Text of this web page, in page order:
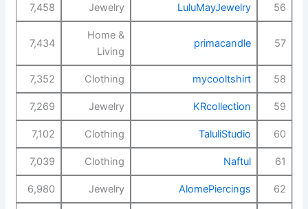
56
LuluMayJewelry
Jewelry
7,458
57
primacandle
Home &
Living
7,434
58
mycooltshirt
Clothing
7,352
59
KRcollection
Jewelry
7,269
60
TaluliStudio
Clothing
7,102
61
Naftul
Clothing
7,039
62
AlomePiercings
Jewelry
6,980